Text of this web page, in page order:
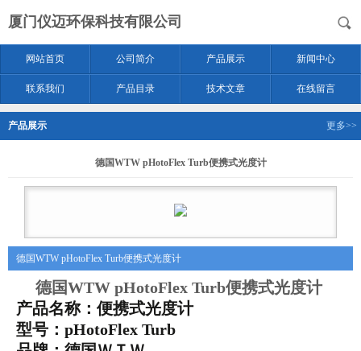
厦门仪迈环保科技有限公司
网站首页 公司简介 产品展示 新闻中心
联系我们 产品目录 技术文章 在线留言
产品展示 更多>>
德国WTW pHotoFlex Turb便携式光度计
德国WTW pHotoFlex Turb便携式光度计
德国WTW pHotoFlex Turb便携式光度计
产品名称：便携式光度计
型号：pHotoFlex Turb